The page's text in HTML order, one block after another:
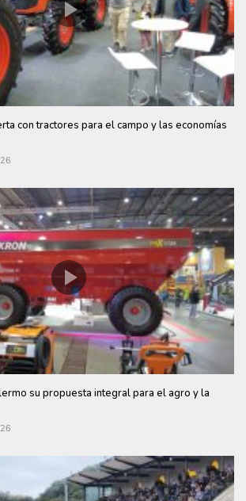
con tractores para el campo y las economías
su propuesta integral para el agro y la